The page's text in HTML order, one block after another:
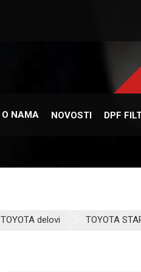
O NAMA NOVOSTI DPF
TOYOTA delovi TOYOTA